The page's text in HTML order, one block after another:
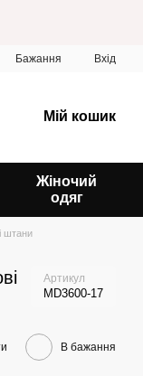
Бажання Вхід
Мій кошик
Жіночий
одяг
штани
Артикул
MD3600-17
В бажання